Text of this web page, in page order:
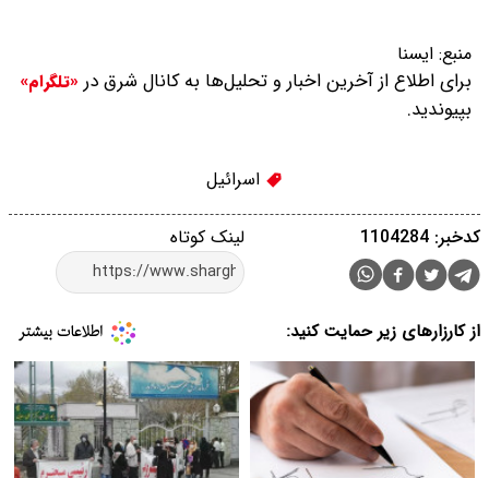
منبع: ایسنا
برای اطلاع از آخرین اخبار و تحلیل‌ها به کانال شرق در «تلگرام»
بپیوندید.
اسرائیل
لینک کوتاه کدخبر: 1104284
از کارزارهای زیر حمایت کنید: